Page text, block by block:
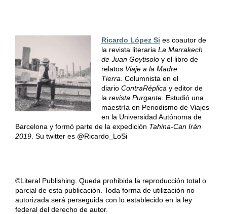
Ricardo López Si es coautor de
la revista literaria La Marrakech
de Juan Goytisoloy el libro de
relatos Viaje a la Madre
Tierra. Columnista en el
diario ContraRéplica y editor de
la revista Purgante. Estudió una
maestría en Periodismo de Viajes
en la Universidad Autónoma de
Barcelona y formó parte de la expedición Tahina-Can Irán
2019. Su twitter es @Ricardo_LoSi
©Literal Publishing. Queda prohibida la reproducción total o
parcial de esta publicación. Toda forma de utilización no
autorizada será perseguida con lo establecido en la ley
federal del derecho de autor.